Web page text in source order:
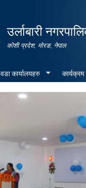
उर्लाबारी
कोशी प्रदेश, माेरङ, नेपाल
वडा कार्यालयहरु